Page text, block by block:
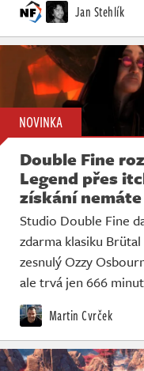
Jan Stehlík
NOVINKA
Double Fine
Legend přes
získání nemáte
Studio Double Fine
zdarma klasiku
zesnulý Ozzy
ale trvá jen 666
Martin Cvrček